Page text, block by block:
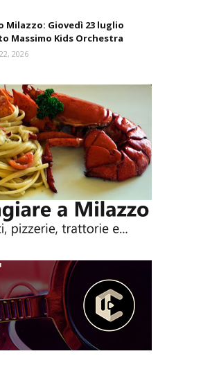
Milazzo: Giovedì 23 luglio
Massimo Kids Orchestra
2026